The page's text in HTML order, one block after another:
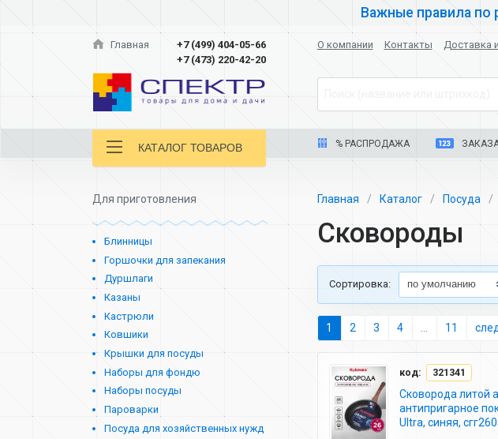
Важные правила по
Главная
+7 (499) 404-05-66
+7 (473) 220-42-20
О компании Контакты Доставка
КАТАЛОГ ТОВАРОВ % РАСПРОДАЖА
Для приготовления
Блинницы
Горшочки для запекания
Дуршлаги
Казаны
Кастрюли
Ковшики
Крышки для посуды
Наборы для фондю
Наборы посуды
Пароварки
Посуда для хозяйственных нужд
Главная Каталог Посуда
Сковороды
Cортировка:
1 2 3 4 11
код: 321341
Сковорода литой
антипригарное
Ultra, синяя,